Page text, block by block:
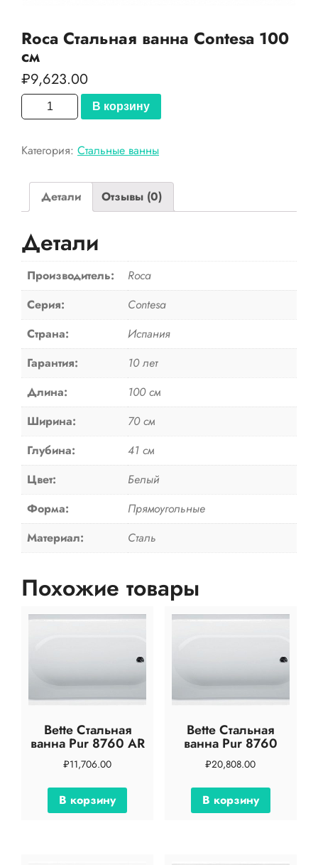
Roca Стальная ванна Contesa 100
см
₽9,623.00
Количество
товара
Стальная
Contesa
В корзину
Категория: Стальные ванны
Детали Отзывы (0)
Детали
Производитель:
Roca
Серия:
Contesa
Страна:
Испания
Гарантия:
10 лет
Длина:
100 см
Ширина:
70 см
Глубина:
41 см
Цвет:
Белый
Форма:
Прямоугольные
Материал:
Сталь
Похожие товары
Bette Стальная
ванна Pur 8760 AR
₽11,706.00
В корзину
Bette Стальная
ванна Pur 8760
₽20,808.00
В корзину